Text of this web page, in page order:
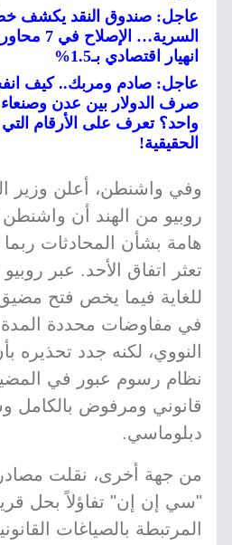
عاجل: صندوق النقد يكشف
انهيار اقتصادي بـ1.5%
عاجل: صادم ومربك.. كيف
واحد؟ تعرف على الأرقام
الحقيقية!
وفي واشنطن، أعلن وزير
روبيو من الهند أن واشنطن
هامة بشأن المحادثات ربما
تعثر اتفاق الأحد. عبر
للغاية فيما يخص فتح
في مفاوضات محددة
النووي، لكنه جدد
نظام رسوم عبور في
قانوني ومرفوض بالكامل
دبلوماسي.
من جهة أخرى، نقلت
"سي إن إن" تفاؤلاً بحل
المرتبطة بالصياغات